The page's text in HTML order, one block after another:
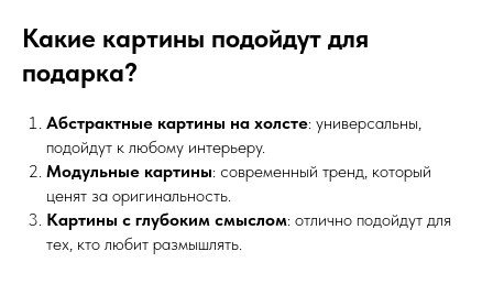
Какие картины подойдут для
подарка?
Абстрактные картины на холсте: универсальны,
подойдут к любому интерьеру.
Модульные картины: современный тренд, который
ценят за оригинальность.
Картины с глубоким смыслом: отлично подойдут для
тех, кто любит размышлять.